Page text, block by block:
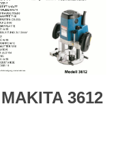
3612